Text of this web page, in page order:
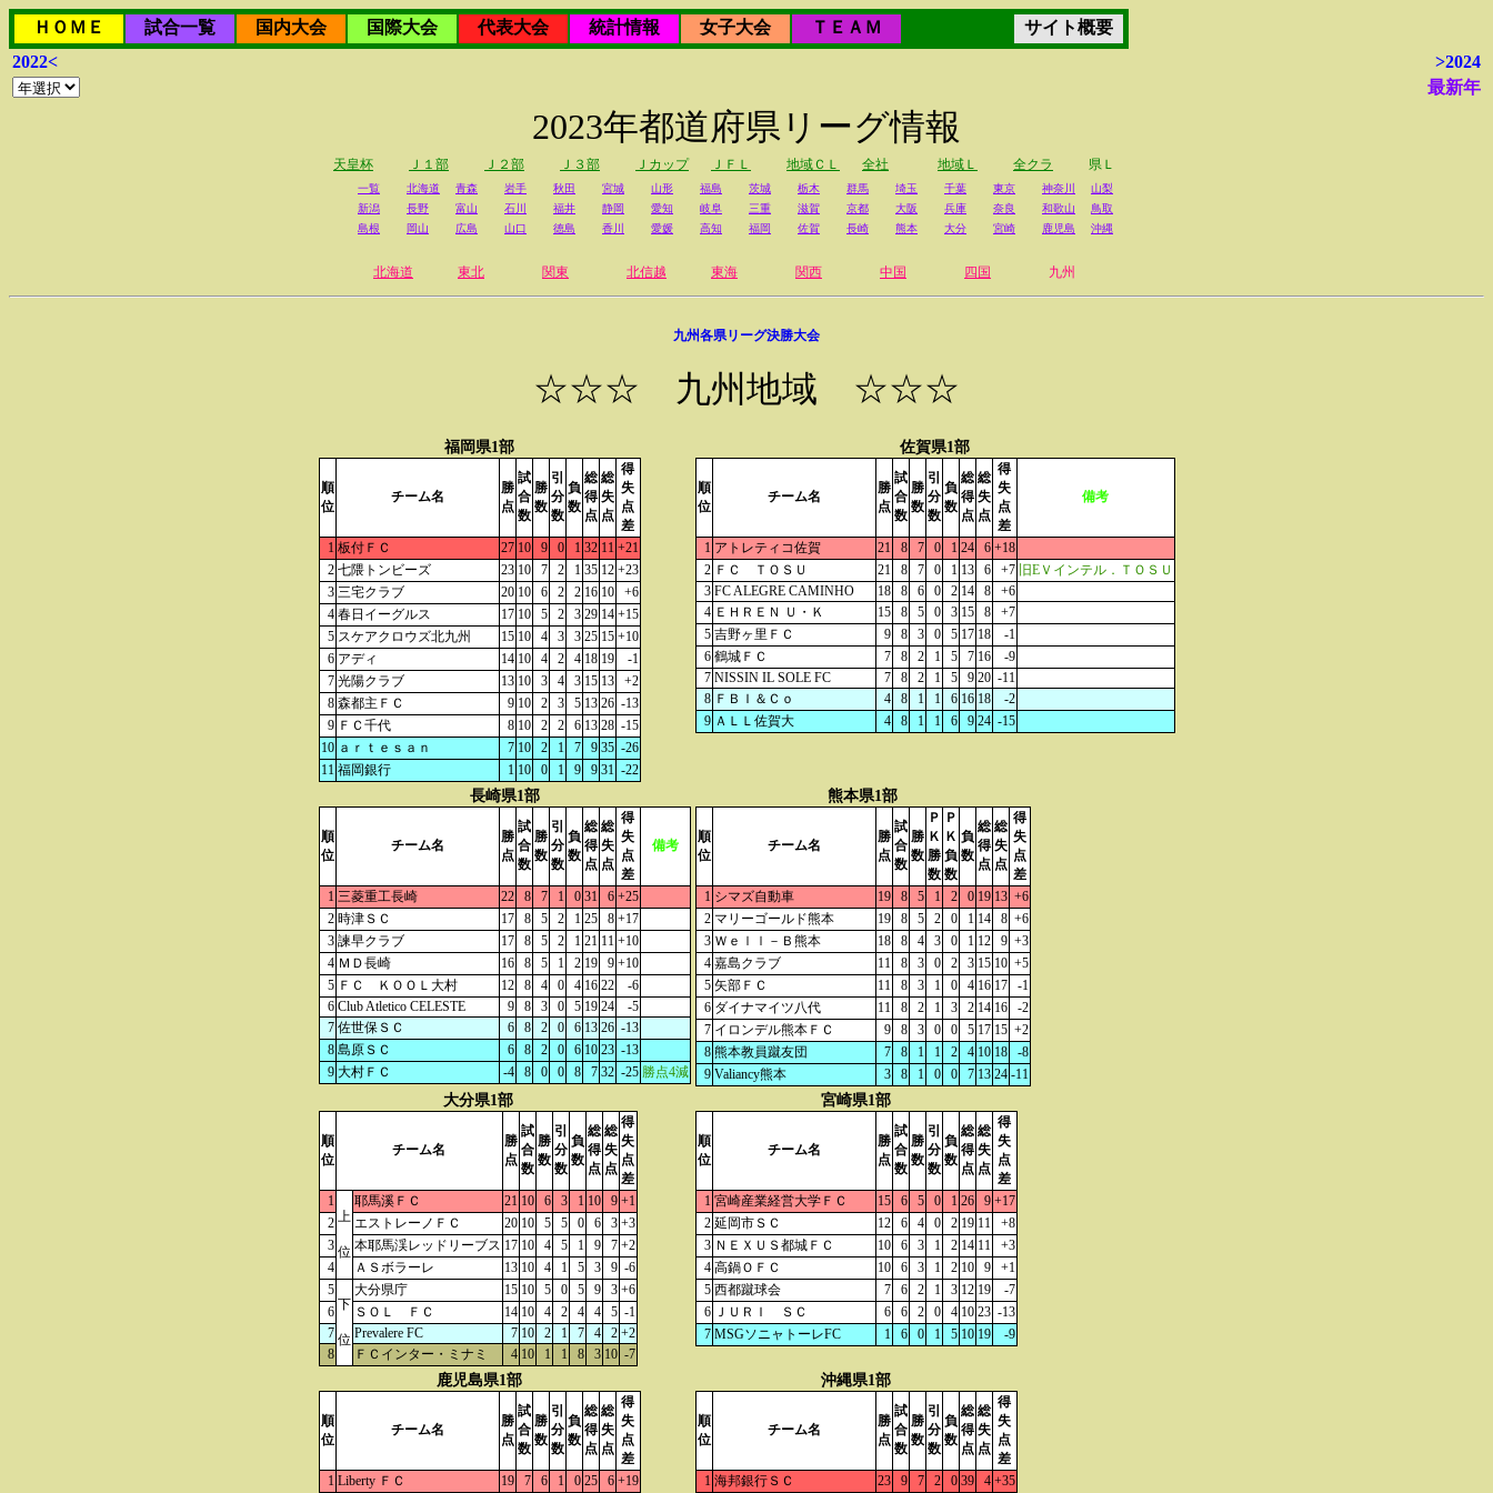
ＨＯＭＥ 試合一覧 国内大会 国際大会 代表大会 統計情報 女子大会 ＴＥＡＭ
サイト概要
2022<
>2024
最新年
2023年都道府県リーグ情報
天皇杯 Ｊ１部 Ｊ２部 Ｊ３部 Ｊカップ ＪＦＬ 地域ＣＬ 全社 地域Ｌ 全クラ 県Ｌ
一覧 北海道 青森 岩手 秋田 宮城 山形 福島 茨城 栃木 群馬 埼玉 千葉 東京 神奈川
山梨
新潟
長野 富山 石川 福井 静岡 愛知 岐阜 三重 滋賀 京都 大阪 兵庫 奈良 和歌山
鳥取
島根
岡山 広島 山口 徳島 香川 愛媛 高知 福岡 佐賀 長崎 熊本 大分 宮崎 鹿児島 沖縄
北海道 東北 関東 北信越 東海 関西 中国 四国 九州
九州各県リーグ決勝大会
☆☆☆ 九州地域 ☆☆☆
福岡県1部
順
位
チーム名
勝
点
試
合
数
勝
数
引
分
数
負
数
総
得
点
総
失
点
得
失
点
差
1 板付ＦＣ 27 10 9 0 1 32 11 +21
2 七隈トンビーズ 23 10 7 2 1 35 12 +23
3 三宅クラブ 20 10 6 2 2 16 10
+6
4 春日イーグルス 17 10 5 2 3 29 14 +15
5 スケアクロウズ北九州 15 10 4 3 3 25 15 +10
6 アディ 14 10 4 2 4 18 19
-1
7 光陽クラブ 13 10 3 4 3 15 13
+2
8 森都主ＦＣ 9 10 2 3 5 13 26 -13
9 ＦＣ千代 8 10 2 2 6 13 28 -15
10 ａｒｔｅｓａｎ 7 10 2 1 7 9 35 -26
11 福岡銀行 1 10 0 1 9 9 31 -22
佐賀県1部
順
位
チーム名
勝
点
試
合
数
勝
数
引
分
数
負
数
総
得
点
総
失
点
得
失
点
差
備考
1 アトレティコ佐賀 21 8 7 0 1 24 6 +18
2 ＦＣ ＴＯＳＵ 21 8 7 0 1 13 6 +7
旧EＶインテル．ＴＯＳＵ
3 FC ALEGRE CAMINHO 18 8 6 0 2 14 8
+6
4 ＥＨＲＥＮ Ｕ・Ｋ 15 8 5 0 3 15 8
+7
5 吉野ヶ里ＦＣ 9 8 3 0 5 17 18
-1
6 鶴城ＦＣ 7 8 2 1 5 7 16
-9
7 NISSIN IL SOLE FC 7 8 2 1 5 9 20 -11
8 ＦＢＩ＆Ｃｏ 4 8 1 1 6 16 18
-2
9 ＡＬＬ佐賀大 4 8 1 1 6 9 24 -15
長崎県1部
順
位
チーム名
勝
点
試
合
数
勝
数
引
分
数
負
数
総
得
点
総
失
点
得
失
点
差
備考
1 三菱重工長崎 22 8 7 1 0 31 6 +25
2 時津ＳＣ 17 8 5 2 1 25 8 +17
3 諫早クラブ 17 8 5 2 1 21 11 +10
4 ＭＤ長崎 16 8 5 1 2 19 9 +10
5 ＦＣ ＫＯＯＬ大村 12 8 4 0 4 16 22
-6
6 Club Atletico CELESTE 9 8 3 0 5 19 24
-5
7 佐世保ＳＣ 6 8 2 0 6 13 26 -13
8 島原ＳＣ 6 8 2 0 6 10 23 -13
9 大村ＦＣ -4 8 0 0 8 7 32 -25 勝点4減
熊本県1部
順
位
チーム名
勝
点
試
合
数
勝
数
Ｐ
Ｋ
勝
数
Ｐ
Ｋ
負
数
負
数
総
得
点
総
失
点
得
失
点
差
1 シマズ自動車 19 8 5 1 2 0 19 13 +6
2 マリーゴールド熊本 19 8 5 2 0 1 14 8 +6
3 Ｗｅｌｌ－Ｂ熊本 18 8 4 3 0 1 12 9 +3
4 嘉島クラブ 11 8 3 0 2 3 15 10 +5
5 矢部ＦＣ 11 8 3 1 0 4 16 17
-1
6 ダイナマイツ八代 11 8 2 1 3 2 14 16
-2
7 イロンデル熊本ＦＣ 9 8 3 0 0 5 17 15 +2
8 熊本教員蹴友団 7 8 1 1 2 4 10 18
-8
9 Valiancy熊本 3 8 1 0 0 7 13 24 -11
大分県1部
順
位
チーム名
勝
点
試
合
数
勝
数
引
分
数
負
数
総
得
点
総
失
点
得
失
点
差
1
上
位
耶馬溪ＦＣ 21 10 6 3 1 10 9 +1
2
エストレーノＦＣ 20 10 5 5 0 6 3 +3
3
本耶馬渓レッドリーブス 17 10 4 5 1 9 7 +2
4
ＡＳボラーレ 13 10 4 1 5 3 9 -6
5
下
位
大分県庁 15 10 5 0 5 9 3 +6
6
ＳＯＬ ＦＣ 14 10 4 2 4 4 5 -1
7
Prevalere FC 7 10 2 1 7 4 2 +2
8
ＦＣインター・ミナミ 4 10 1 1 8 3 10 -7
宮崎県1部
順
位
チーム名
勝
点
試
合
数
勝
数
引
分
数
負
数
総
得
点
総
失
点
得
失
点
差
1 宮崎産業経営大学ＦＣ 15 6 5 0 1 26 9 +17
2 延岡市ＳＣ 12 6 4 0 2 19 11
+8
3 ＮＥＸＵＳ都城ＦＣ 10 6 3 1 2 14 11
+3
4 高鍋ＯＦＣ 10 6 3 1 2 10 9
+1
5 西都蹴球会 7 6 2 1 3 12 19
-7
6 ＪＵＲＩ ＳＣ 6 6 2 0 4 10 23 -13
7 MSGソニャトーレFC 1 6 0 1 5 10 19 -9
鹿児島県1部
順
位
チーム名
勝
点
試
合
数
勝
数
引
分
数
負
数
総
得
点
総
失
点
得
失
点
差
1 Liberty ＦＣ 19 7 6 1 0 25 6 +19
沖縄県1部
順
位
チーム名
勝
点
試
合
数
勝
数
引
分
数
負
数
総
得
点
総
失
点
得
失
点
差
1 海邦銀行ＳＣ 23 9 7 2 0 39 4 +35